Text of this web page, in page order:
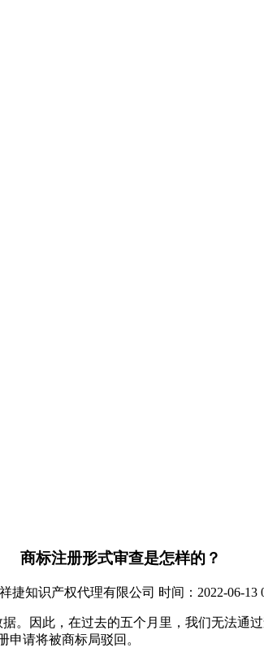
商标注册形式审查是怎样的？
捷知识产权代理有限公司 时间：2022-06-13
据。因此，在过去的五个月里，我们无法通
请将被商标局驳回。